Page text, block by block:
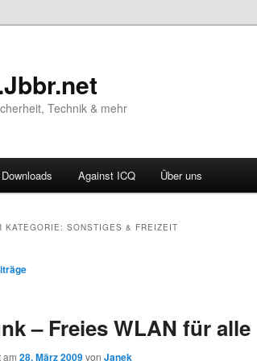
Technik & mehr
Downloads Against ICQ Über uns
KATEGORIE:SONSTIGES & FREIZEIT
– Freies WLAN für alle
am28. März 2009 vonJanek